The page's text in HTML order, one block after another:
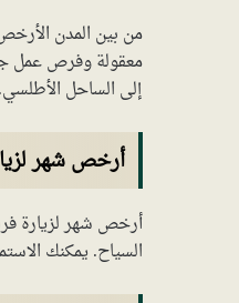
من بين المدن
معقولة وفرص عمل
إلى الساحل الأطلسي.
أرخص شهر
أرخص شهر لزيارة
السياح. يمكنك